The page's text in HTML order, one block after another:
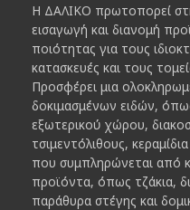
Η ΔΑΛΙΚΟ πρωτοπορεί
εισαγωγή και διανομή
ποιότητας για τους
κατασκευές και τους
Προσφέρει μια
δοκιμασμένων ειδών,
εξωτερικού χώρου,
τσιμεντόλιθους,
που συμπληρώνεται από
προϊόντα, όπως τζάκια,
παράθυρα στέγης και